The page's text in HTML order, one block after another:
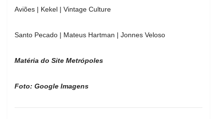
Aviões | Kekel | Vintage Culture
Santo Pecado | Mateus Hartman | Jonnes Veloso
Matéria do Site Metrópoles
Foto: Google Imagens